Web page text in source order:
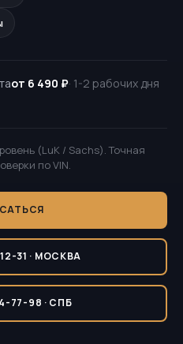
от 6 490 ₽· 1-2 рабочих дня
(LuK / Sachs). Точная
по VIN.
31 · МОСКВА
77-98 · СПБ